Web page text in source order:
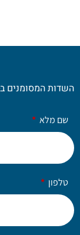
השדות המסומנים
שם מלא
טלפון